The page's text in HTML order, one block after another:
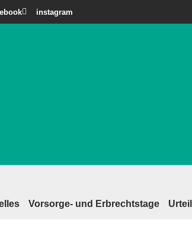
instagram
Vorsorge- und Erbrechtstage